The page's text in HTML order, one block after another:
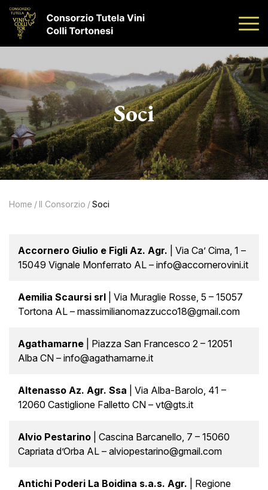
Soci
Home / Il Consorzio /Soci
Accornero Giulio e Figli Az. Agr. | Via Ca’ Cima, 1 –
15049 Vignale Monferrato AL – info@accornerovini.it
Aemilia Scaursi srl | Via Muraglie Rosse, 5 – 15057
Tortona AL – massimilianomazzucco18@gmail.com
Agathamarne | Piazza San Francesco 2 – 12051
Alba CN – info@agathamarne.it
Altenasso Az. Agr. Ssa | Via Alba-Barolo, 41 –
12060 Castiglione Falletto CN – vt@gts.it
Alvio Pestarino | Cascina Barcanello, 7 – 15060
Capriata d’Orba AL – alviopestarino@gmail.com
Antichi Poderi La Boidina s.a.s. Agr. | Regione